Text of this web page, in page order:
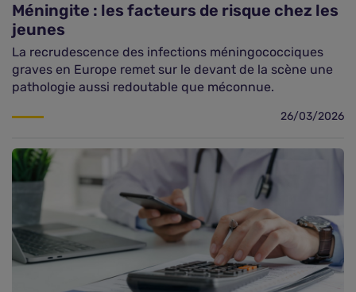
Méningite : les facteurs de risque chez les
jeunes
La recrudescence des infections méningococciques
graves en Europe remet sur le devant de la scène une
pathologie aussi redoutable que méconnue.
26/03/2026